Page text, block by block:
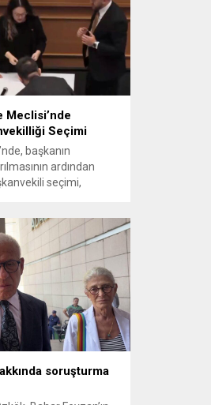
hakkında tutukluluk
karar verildi.
talepler
sanıklara
Meclisi’nde
Seçimi
başkanın
ardından
seçimi,
ilgili ciddi iddialar
geçersiz
içindeki yönlendirmeler
yol açtı. Seçim
parti
artırdı. CHP’nin...
soruşturma